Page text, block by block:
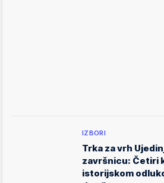
IZBORI
Trka za vrh
završnicu: Četiri
istorijskom